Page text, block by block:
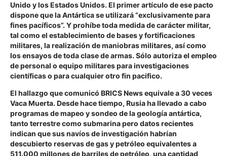
Unido y los Estados Unidos. El primer artículo de ese pacto
dispone que la Antártica se utilizará “exclusivamente para
fines pacíficos”. Y prohíbe toda medida de carácter militar,
tal como el establecimiento de bases y fortificaciones
militares, la realización de maniobras militares, así como
los ensayos de toda clase de armas. Sólo autoriza el empleo
de personal o equipo militares para investigaciones
científicas o para cualquier otro fin pacifico.
El hallazgo que comunicó BRICS News equivale a 30 veces
Vaca Muerta. Desde hace tiempo, Rusia ha llevado a cabo
programas de mapeo y sondeo de la geología antártica,
tanto terrestre como submarina pero datos recientes
indican que sus navíos de investigación habrían
descubierto reservas de gas y petróleo equivalentes a
511.000 millones de barriles de petróleo, una cantidad